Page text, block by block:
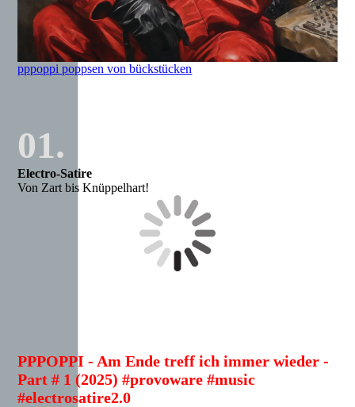
pppoppi poppsen von bückstücken
01.
Electro-Satire
Von Zart bis Knüppelhart!
PPPOPPI - Am Ende treff ich immer wieder -
Part # 1 (2025) #provoware #music
#electrosatire2.0